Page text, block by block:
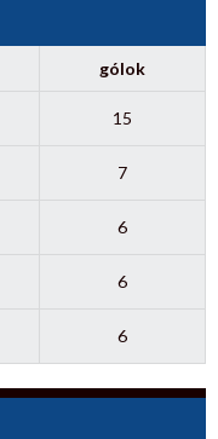
gólok
15
7
6
6
6